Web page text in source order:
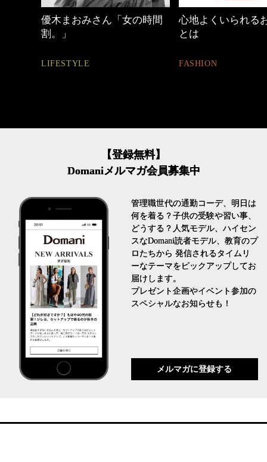
優木まおみさん「女の時間
LIFESTYLE
心地よくいられるおしゃれ
FASHION
【登録無料】
Domaniメルマガ会員募集中
管理職世代の通勤コーデ、明日は
何を着る？子供の受験や習い事、
どうする？人気モデル、ハイセン
スなDomani読者モデル、教育のプ
ロたちから 発信されるタイムリ
ーなテーマをピックアップしてお
届けします。
プレゼント企画やイベント参加の
スペシャルなお知らせも！
メルマガに登録する